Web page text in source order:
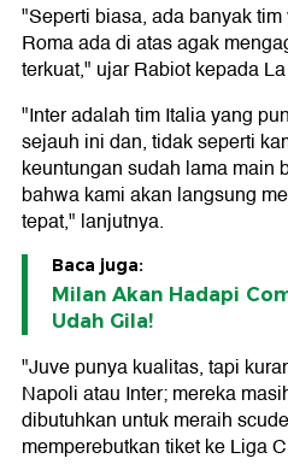
"Seperti biasa, ada banyak
Roma ada di atas agak
terkuat," ujar Rabiot kepada
"Inter adalah tim Italia yang
sejauh ini dan, tidak seperti
keuntungan sudah lama main
bahwa kami akan langsung
tepat," lanjutnya.
Baca juga:
Milan Akan Hadapi
Udah Gila!
"Juve punya kualitas, tapi
Napoli atau Inter; mereka
dibutuhkan untuk meraih
memperebutkan tiket ke Liga